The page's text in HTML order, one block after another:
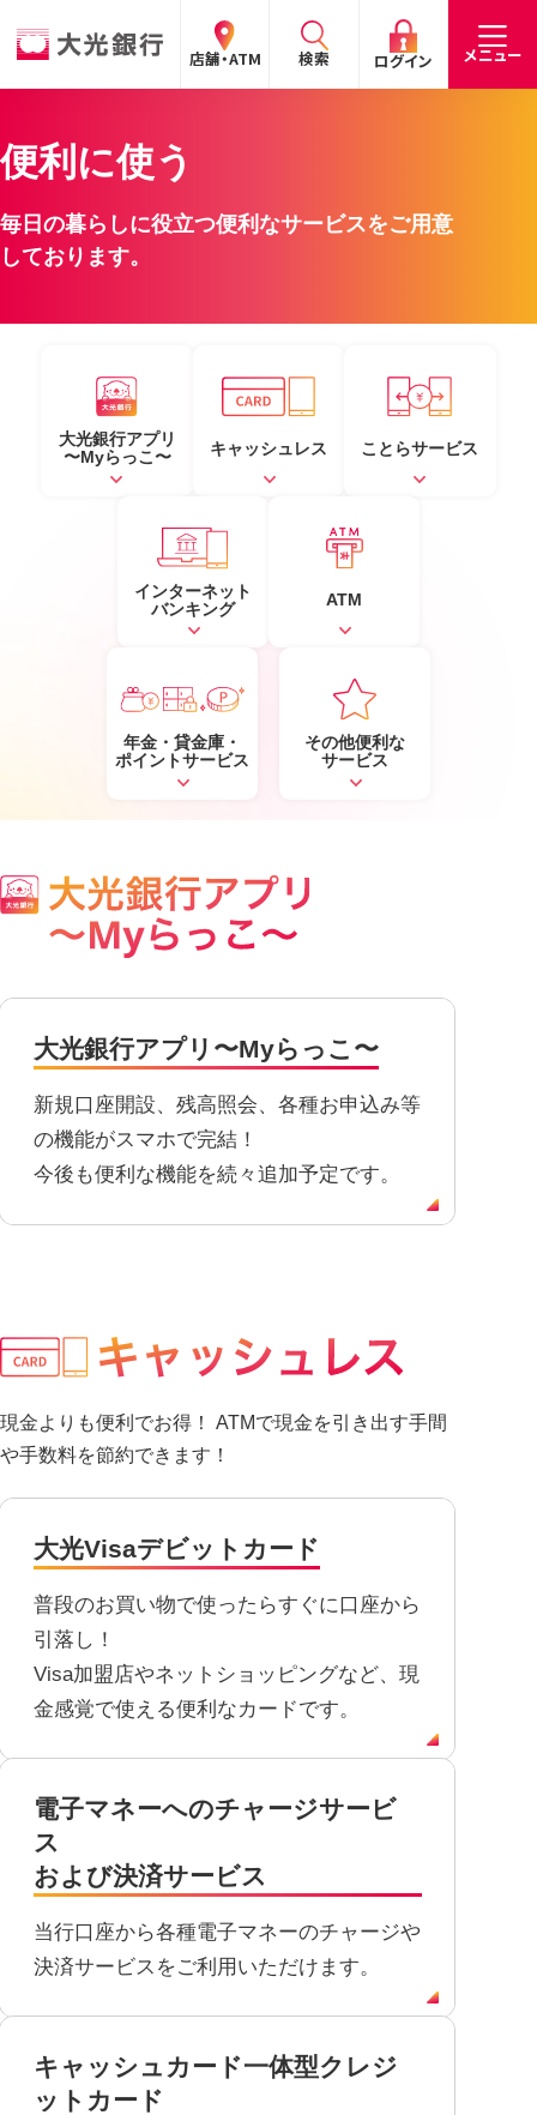
店舗・ATM 検索 ログイン メニュー
閉じる
手数料
お客さま
お客さま
IR情報
情報
閉じる
個人のお客さま
たいこうパーソナルe-バンキング
デビット会員用 Web
（デビットカードをご利用のお客さま向け）
サービスのご案内
たいこうインターネット投信
サービスのご案内 ログイン
（たいこうNaviをご利用のお客さま向け）
サービスのご案内 ログイン（※）
法人のお客さま
たいこうオフィスe-バンキング
サービスのご案内
NBセンター
サービスのご案内
サービスのご案内
サービスのご案内
閉じる
便利に使う
毎日の暮らしに役立つ便利なサービスをご用意
しております。
大光銀行アプリ
〜Myらっこ〜
キャッシュレス ことらサービス
インターネット
バンキング
ATM
年金・貸金庫・
ポイントサービス
その他便利な
サービス
大光銀行アプリ 〜Myらっこ〜
新規口座開設、残高照会、各種お申込み等
の機能がスマホで完結！
今後も便利な機能を続々追加予定です。
現金よりも便利でお得！ ATMで現金を引き出す手間
や手数料を節約できます！
大光Visaデビットカード
普段のお買い物で使ったらすぐに口座から
引落し！
Visa加盟店やネットショッピングなど、現
金感覚で使える便利なカードです。
電子マネーへのチャージサービ
ス
および決済サービス
当行口座から各種電子マネーのチャージや
決済サービスをご利用いただけます。
キャッシュカード一体型クレジ
ットカード